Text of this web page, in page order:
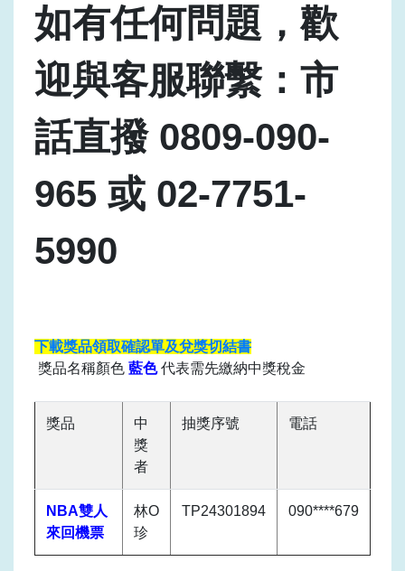
如有任何問題，歡
迎與客服聯繫：市
話直撥 0809-090-
965 或 02-7751-
5990
下載獎品領取確認單及兌獎切結書
獎品名稱顏色 藍色代表需先繳納中獎稅金
獎品
中
獎
者
抽獎序號 電話
NBA雙人
來回機票
林O
珍
TP24301894 090****679